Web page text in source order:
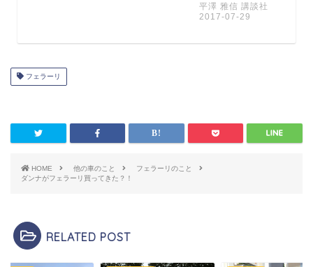
平澤 雅信 講談社
2017-07-29
フェラーリ
HOME 他の車のこと
フェラーリのこと
ダンナがフェラーリ買ってきた？！
RELATED POST